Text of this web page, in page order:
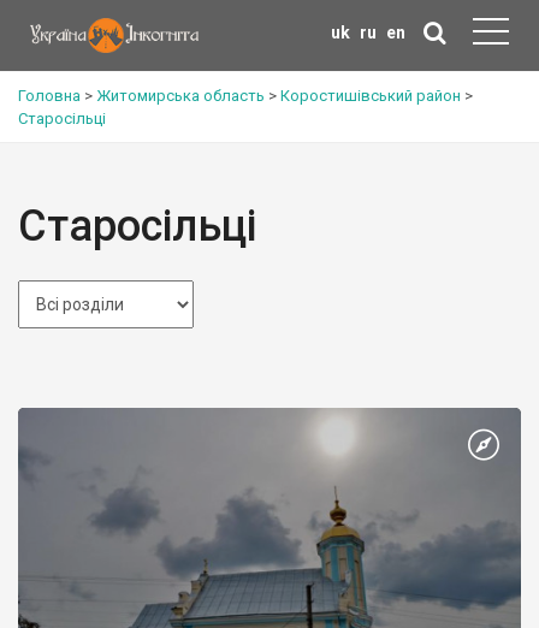
uk ru en
Головна > Житомирська область > Коростишівський район >
Старосільці
Старосільці